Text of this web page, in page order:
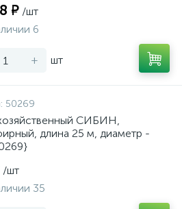
₽ /шт
6
+ шт
50269
СИБИН,
длина 25 м, диаметр -
/шт
35